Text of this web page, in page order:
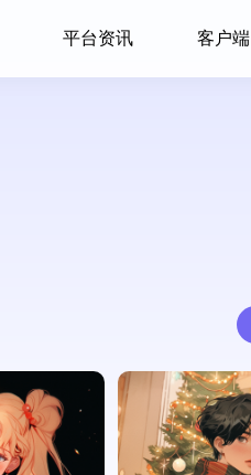
平台资讯 客户端